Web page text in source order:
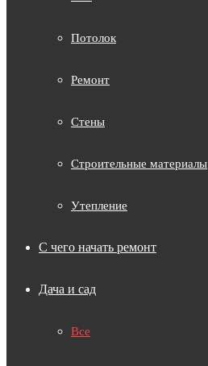
Потолок
Ремонт
Стены
Строительные материалы
Утепление
С чего начать ремонт
Дача и сад
Все